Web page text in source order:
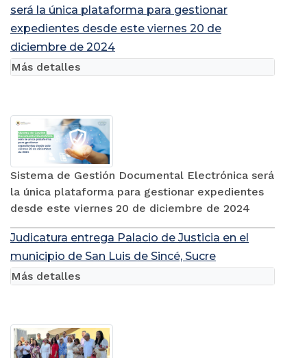
será la única plataforma para gestionar
expedientes desde este viernes 20 de
diciembre de 2024
Sistema de Gestión Documental Electrónica será
la única plataforma para gestionar expedientes
desde este viernes 20 de diciembre de 2024
Más detalles
Judicatura entrega Palacio de Justicia en el
municipio de San Luis de Sincé, Sucre
Más detalles